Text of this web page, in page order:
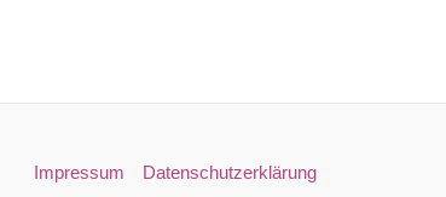
Impressum Datenschutzerklärung